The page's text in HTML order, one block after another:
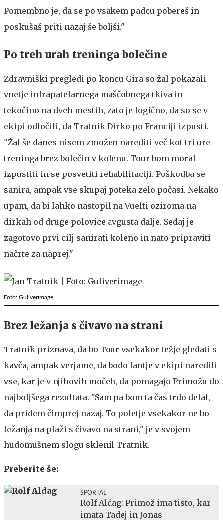
Pomembno je, da se po vsakem padcu pobereš in
poskušaš priti nazaj še boljši."
Po treh urah treninga bolečine
Zdravniški pregledi po koncu Gira so žal pokazali
vnetje infrapatelarnega maščobnega tkiva in
tekočino na dveh mestih, zato je logično, da so se v
ekipi odločili, da Tratnik Dirko po Franciji izpusti.
"Žal še danes nisem zmožen narediti več kot tri ure
treninga brez bolečin v kolenu. Tour bom moral
izpustiti in se posvetiti rehabilitaciji. Poškodba se
sanira, ampak vse skupaj poteka zelo počasi. Nekako
upam, da bi lahko nastopil na Vuelti oziroma na
dirkah od druge polovice avgusta dalje. Sedaj je
zagotovo prvi cilj sanirati koleno in nato pripraviti
načrte za naprej."
Foto: Guliverimage
Brez ležanja s čivavo na strani
Tratnik priznava, da bo Tour vsekakor težje gledati s
kavča, ampak verjame, da bodo fantje v ekipi naredili
vse, kar je v njihovih močeh, da pomagajo Primožu do
najboljšega rezultata. "Sam pa bom ta čas trdo delal,
da pridem čimprej nazaj. To poletje vsekakor ne bo
ležanja na plaži s čivavo na strani," je v svojem
hudomušnem slogu sklenil Tratnik.
Preberite še:
SPORTAL
Rolf Aldag: Primož ima tisto, kar
imata Tadej in Jonas